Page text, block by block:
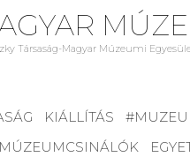
Társaság-Magyar Múzeumi
KIÁLLÍTÁS
MÚZEUMCSINÁLÓK